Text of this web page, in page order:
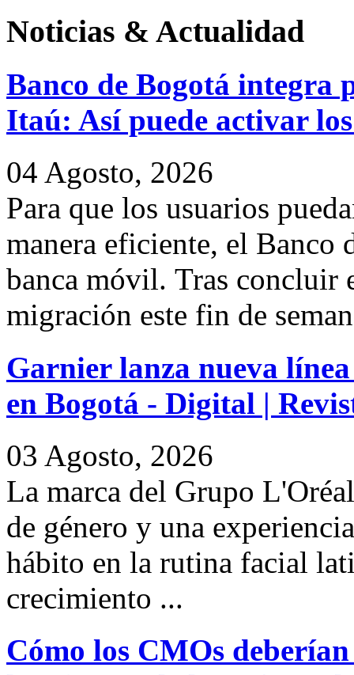
Noticias & Actualidad
Banco de Bogotá integra
Itaú: Así puede activar
04 Agosto, 2026
Para que los usuarios
manera eficiente, el Banco
banca móvil. Tras concluir
migración este fin de
Garnier lanza nueva
en Bogotá - Digital |
03 Agosto, 2026
La marca del Grupo
de género y una
hábito en la rutina facial
crecimiento ...
Cómo los CMOs